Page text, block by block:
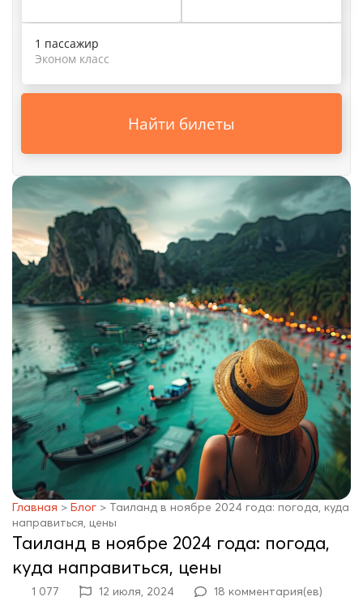
1 пассажир
Эконом класс
Найти билеты
Главная > Блог > Таиланд в ноябре 2024 года: погода, куда
направиться, цены
Таиланд в ноябре 2024 года: погода,
куда направиться, цены
1 077 12 июля, 2024 18 комментария(ев)